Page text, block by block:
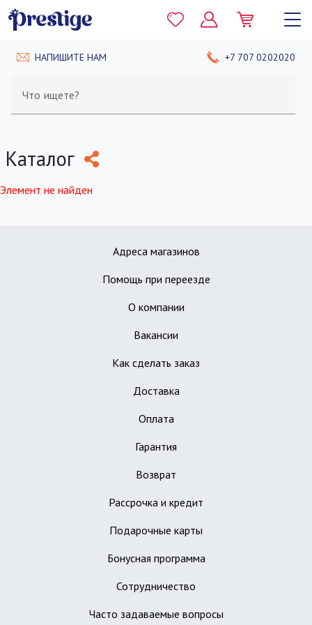
НАПИШИТЕ НАМ +7 707 0202020
Что ищете?
Каталог
Элемент не найден
Адреса магазинов
Помощь при переезде
О компании
Вакансии
Как сделать заказ
Доставка
Оплата
Гарантия
Возврат
Рассрочка и кредит
Подарочные карты
Бонусная программа
Сотрудничество
Часто задаваемые вопросы